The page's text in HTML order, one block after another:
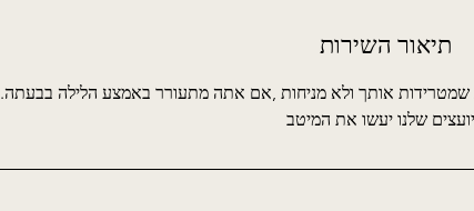
תיאור השירות
אותך ולא מניחות ,אם אתה מתעורר באמצע הלילה בבעתה.
שלנו יעשו את המיטב